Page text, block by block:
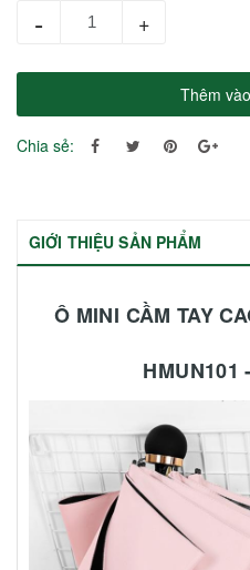
- +
Thêm
Chia sẻ:
GIỚI THIỆU SẢN PHẨM
Ô MINI CẦM TAY
HMUN101